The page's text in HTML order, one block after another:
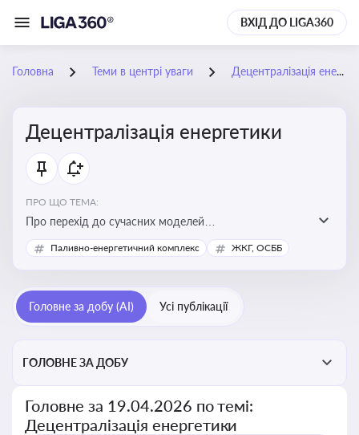
ВХІД ДО LIGA360
Головна Теми в центрі уваги Децентралізація енергетики
Децентралізація енергетики
ПРО ЩО ТЕМА:
Про перехід до сучасних моделей
енергозабезпечення, де виробництво електроенергії
здійснюється ближче до споживача. Це важливо для
втрат при транспортуванні енергії та стимулювання
розвитку відновлюваних джерел
Паливно-енергетичний комплекс ЖКГ, ОСББ
Головне за добу (AI) Усі публікації
ГОЛОВНЕ ЗА ДОБУ
Головне за 19.04.2026 по темі:
Децентралізація енергетики